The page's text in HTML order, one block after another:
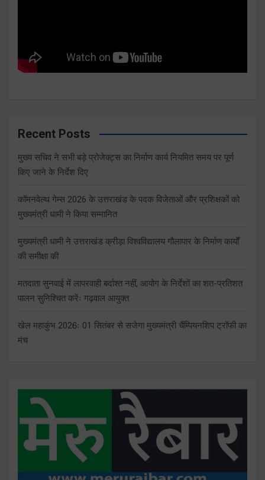
Recent Posts
मुख्य सचिव ने सभी बड़े प्रोजेक्ट्स का निर्माण कार्य नियमित समय पर पूर्ण
किए जाने के निर्देश दिए
कॉमनवेल्थ गेम्स 2026 के उत्तराखंड के पदक विजेताओं और प्रशिक्षकों को
मुख्यमंत्री धामी ने किया सम्मानित
मुख्यमंत्री धामी ने उत्तराखंड क्रीड़ा विश्वविद्यालय गौलापार के निर्माण कार्यों
की समीक्षा की
मतदाता सुनवाई में लापरवाही बर्दाश्त नहीं, आयोग के निर्देशों का शत-प्रतिशत
पालन सुनिश्चित करेंः गढ़वाल आयुक्त
खेल महाकुंभ 2026ः 01 सितंबर से सजेगा मुख्यमंत्री चैंम्पियनशिप ट्रॉफी का
मंच